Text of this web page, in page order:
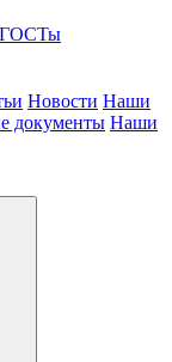
ГОСТы
Новости Наши
документы Наши